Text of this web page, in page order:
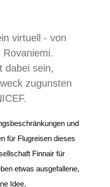
virtuell - von
Rovaniemi.
dabei sein,
zugunsten
und
für Flugreisen dieses
Finnair für
etwas ausgefallene,
Idee.